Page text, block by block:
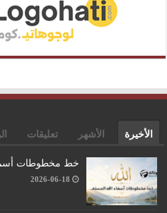
الأخيرة الأشهر تعليقات
خط مخطوطات
2026-06-18